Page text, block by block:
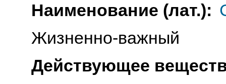
Наименование (лат.):
Жизненно-важный
Действующее